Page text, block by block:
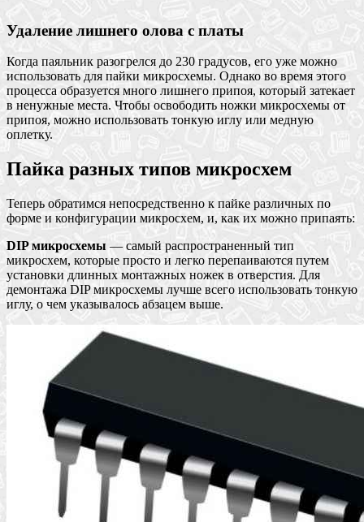
Удаление лишнего олова с платы
Когда паяльник разогрелся до 230 градусов, его уже можно
использовать для пайки микросхемы. Однако во время этого
процесса образуется много лишнего припоя, который затекает
в ненужные места. Чтобы освободить ножки микросхемы от
припоя, можно использовать тонкую иглу или медную
оплетку.
Пайка разных типов микросхем
Теперь обратимся непосредственно к пайке различных по
форме и конфигурации микросхем, и, как их можно припаять:
DIP микросхемы — самый распространенный тип
микросхем, которые просто и легко перепаиваются путем
установки длинных монтажных ножек в отверстия. Для
демонтажа DIP микросхемы лучше всего использовать тонкую
иглу, о чем указывалось абзацем выше.